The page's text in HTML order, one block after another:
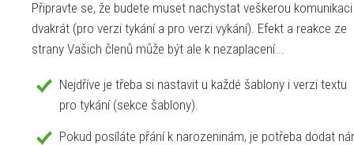
Připravte se, že budete muset nachystat veškerou komunikaci
dvakrát (pro verzi tykání a pro verzi vykání). Efekt a reakce ze
strany Vašich členů může být ale k nezaplacení...
Nejdříve je třeba si nastavit u každé šablony i verzi textu
pro tykání (sekce šablony).
Pokud posíláte přání k narozeninám, je potřeba dodat